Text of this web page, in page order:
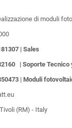
di moduli
| Sales
| Soporte Tecnico
| Moduli
(RM) - Italy